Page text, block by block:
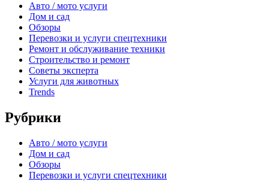
Авто / мото услуги
Дом и сад
Обзоры
Перевозки и услуги спецтехники
Ремонт и обслуживание техники
Строительство и ремонт
Советы эксперта
Услуги для животных
Trends
Рубрики
Авто / мото услуги
Дом и сад
Обзоры
Перевозки и услуги спецтехники